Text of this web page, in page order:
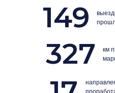
км
327
149